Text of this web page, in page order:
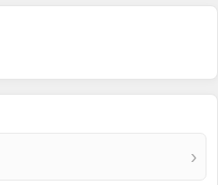
›